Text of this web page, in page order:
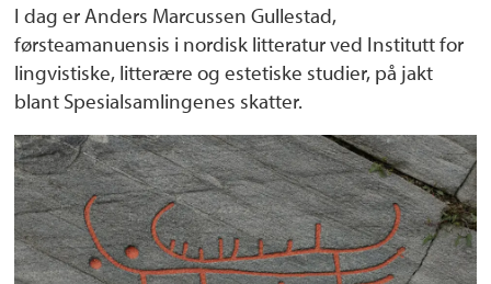
I dag er Anders Marcussen Gullestad,
førsteamanuensis i nordisk litteratur ved Institutt for
lingvistiske, litterære og estetiske studier, på jakt
blant Spesialsamlingenes skatter.